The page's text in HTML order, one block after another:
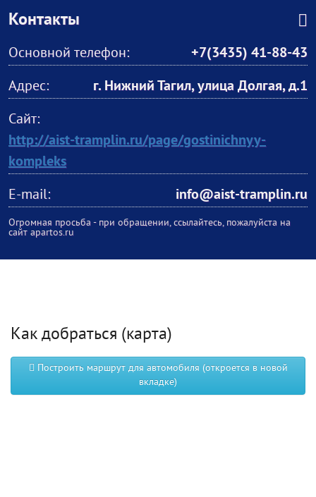
Контакты
Основной телефон:
+7(3435) 41-88-43
Адрес:
г. Нижний Тагил, улица Долгая, д.1
Сайт:
http://aist-tramplin.ru/page/gostinichnyy-
kompleks
E-mail:
info@aist-tramplin.ru
Огромная просьба - при обращении, ссылайтесь, пожалуйста на
сайт apartos.ru
Как добраться (карта)
Построить маршрут для автомобиля (откроется в новой
вкладке)